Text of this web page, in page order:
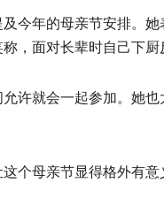
今年的母亲节安排。
，面对长辈时自己下厨
许就会一起参加。她
个母亲节显得格外有意